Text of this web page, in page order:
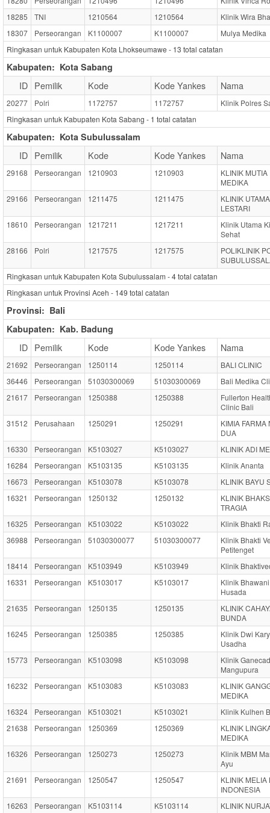
18285
TNI 1210564 1210564
Klinik Wira
18307
Perseorangan K1100007 K1100007
Mulya Medika
Ringkasan untuk Kabupaten Kota Lhokseumawe - 13 total catatan
Kabupaten: Kota Sabang
ID Pemilik Kode Kode Yankes Nama
20277 Polri 1172757 1172757
Klinik Polres
Ringkasan untuk Kabupaten Kota Sabang - 1 total catatan
Kabupaten: Kota Subulussalam
ID Pemilik Kode Kode Yankes Nama
29168 Perseorangan 1210903 1210903
KLINIK MUTIA
MEDIKA
29166
Perseorangan 1211475 1211475
KLINIK
LESTARI
18610
Perseorangan 1217211 1217211
Klinik Utama
Sehat
28166
Polri 1217575 1217575
POLIKLINIK
Ringkasan untuk Kabupaten Kota Subulussalam -4total catatan
Ringkasan untuk Provinsi Aceh - 149 total catatan
Provinsi: Bali
Kabupaten: Kab. Badung
ID Pemilik Kode Kode Yankes Nama
21692 Perseorangan 1250114 1250114
BALI CLINIC
36446
Perseorangan 51030300069 51030300069
Bali Medika
21617
Perseorangan 1250388 1250388
Fullerton
Clinic Bali
31512
Perusahaan 1250291 1250291
KIMIA FARMA
DUA
16330
Perseorangan K5103027 K5103027
KLINIK ADI
16284
Perseorangan K5103135 K5103135
Klinik Ananta
16673
Perseorangan K5103078 K5103078
KLINIK BAYU
16321
Perseorangan 1250132 1250132
KLINIK
TRAGIA
16325
Perseorangan K5103022 K5103022
Klinik Bhakti
36988
Perseorangan 51030300077 51030300077
Klinik Bhakti
Petitenget
18414
Perseorangan K5103949 K5103949
Klinik
16331
Perseorangan K5103017 K5103017
Klinik Bhawani
Husada
21635
Perseorangan 1250135 1250135
KLINIK
BUNDA
16245
Perseorangan 1250385 1250385
Klinik Dwi
Usadha
15773
Perseorangan K5103098 K5103098
Klinik
Mangupura
16232
Perseorangan K5103083 K5103083
KLINIK
MEDIKA
16324
Perseorangan K5103021 K5103021
Klinik Kulhen
21638
Perseorangan 1250369 1250369
KLINIK
MEDIKA
16326
Perseorangan 1250273 1250273
Klinik MBM
Ayu
21691
Perseorangan 1250547 1250547
KLINIK MELIA
INDONESIA
16263
Perseorangan K5103114 K5103114
KLINIK